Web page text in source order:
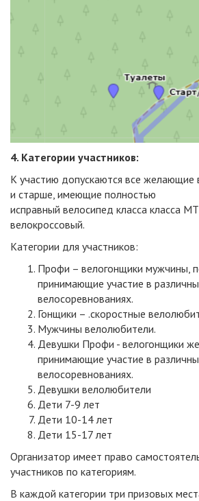
4. Категории участников:
К участию допускаются все желающие
и старше, имеющие полностью
исправный велосипед класса класса
велокроссовый.
Категории для участников:
Профи – велогонщики мужчины,
принимающие участие в
велосоревнованиях.
Гонщики – .скоростные
Мужчины велолюбители.
Девушки Профи - велогонщики
принимающие участие в
велосоревнованиях.
Девушки велолюбители
Дети 7-9 лет
Дети 10-14 лет
Дети 15-17 лет
Организатор имеет право
участников по категориям.
В каждой категории три призовых